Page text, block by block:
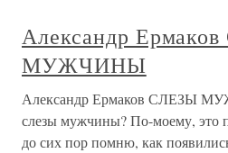
Александр
МУЖЧИНЫ
Александр Ермаков СЛЕЗЫ
слезы мужчины? По-моему, это
до сих пор помню, как